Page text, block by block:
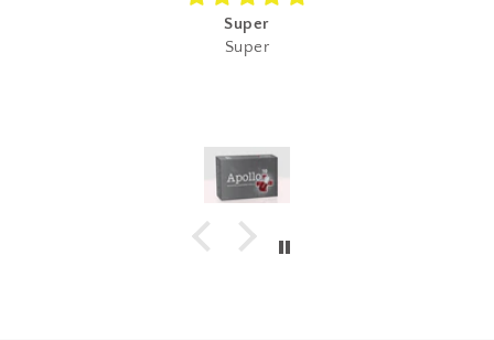
Super
Super